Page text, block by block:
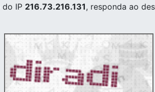
do IP 216.73.216.131, responda ao